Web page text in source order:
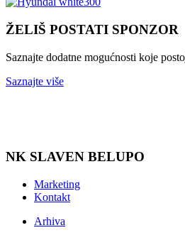
ŽELIŠ POSTATI SPONZOR
Saznajte dodatne mogućnosti koje
Saznajte više
NK SLAVEN BELUPO
Marketing
Kontakt
Arhiva